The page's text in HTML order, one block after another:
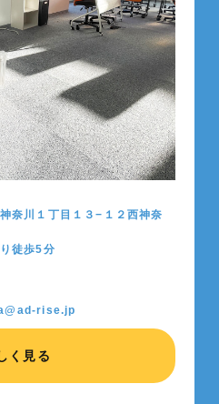
奈川１丁目１３−１２西神奈
徒歩5分
rise.jp
く見る